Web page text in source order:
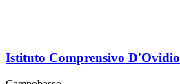
Istituto Comprensivo D'Ovidio